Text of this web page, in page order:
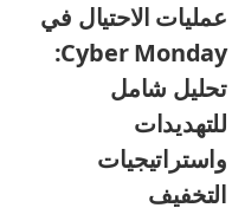
عمليات الاحتيال في
Cyber Monday:
تحليل شامل
للتهديدات
واستراتيجيات
التخفيف